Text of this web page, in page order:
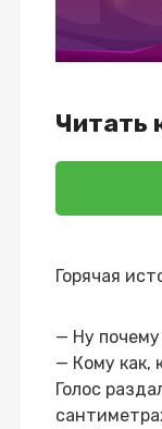
Читать
Горячая
— Ну почему
— Кому как,
Голос